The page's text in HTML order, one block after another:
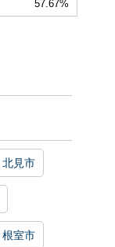
57.67%
北見市
根室市